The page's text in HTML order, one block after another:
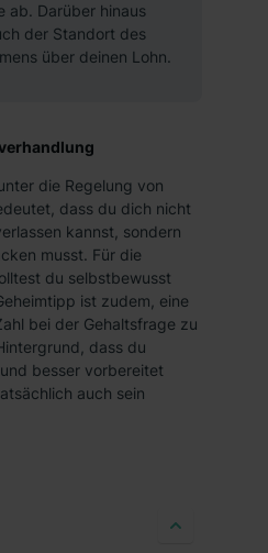
ab. Darüber hinaus
der Standort des
über deinen Lohn.
die Regelung von
dass du dich nicht
kannst, sondern
musst. Für die
du selbstbewusst
ist zudem, eine
bei der Gehaltsfrage zu
dass du
besser vorbereitet
auch sein